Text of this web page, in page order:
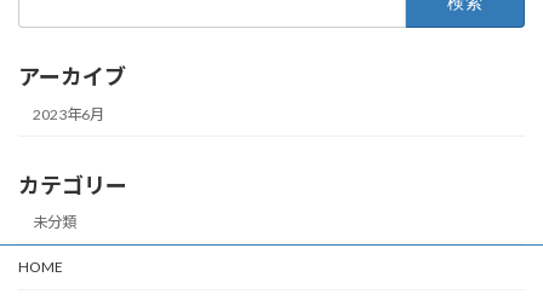
アーカイブ
2023年6月
カテゴリー
未分類
HOME